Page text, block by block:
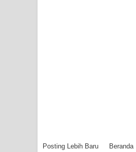
Posting Lebih Baru Beranda